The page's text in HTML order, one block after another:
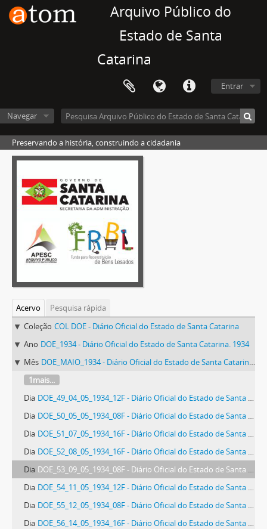
Arquivo Público do
Estado de Santa
Catarina
Entrar
Navegar
Preservando a história, construindo a cidadania
Acervo
Pesquisa rápida
Coleção COL DOE - Diário Oficial do Estado de Santa Catarina
Ano DOE_1934 - Diário Oficial do Estado de Santa Catarina. 1934
Mês DOE_MAIO_1934 - Diário Oficial do Estado de Santa Catarina. Maio de 1934
1mais...
Dia DOE_49_04_05_1934_12F - Diário Oficial do Estado de Santa Catarina. Ano 1. N° 49 de 04/05/1934
Dia DOE_50_05_05_1934_08F - Diário Oficial do Estado de Santa Catarina. Ano 1. N° 50 de 05/05/1934
Dia DOE_51_07_05_1934_16F - Diário Oficial do Estado de Santa Catarina. Ano 1. N° 51 de 07/05/1934
Dia DOE_52_08_05_1934_16F - Diário Oficial do Estado de Santa Catarina. Ano 1. N° 52 de 08/05/1934
Dia DOE_53_09_05_1934_08F - Diário Oficial do Estado de Santa Catarina. Ano 1. N° 53 de 09/05/1934
Dia DOE_54_11_05_1934_12F - Diário Oficial do Estado de Santa Catarina. Ano 1. N° 54 de 11/05/1934
Dia DOE_55_12_05_1934_08F - Diário Oficial do Estado de Santa Catarina. Ano 1. N° 55 de 12/05/1934
Dia DOE_56_14_05_1934_16F - Diário Oficial do Estado de Santa Catarina. Ano 1. N° 56 de 14/05/1934